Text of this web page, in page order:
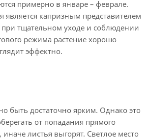
примерно в январе – феврале.
является капризным представителем
тщательном уходе и соблюдении
режима растение хорошо
эффектно.
быть достаточно ярким. Однако это
от попадания прямого
иначе листья выгорят. Светлое место